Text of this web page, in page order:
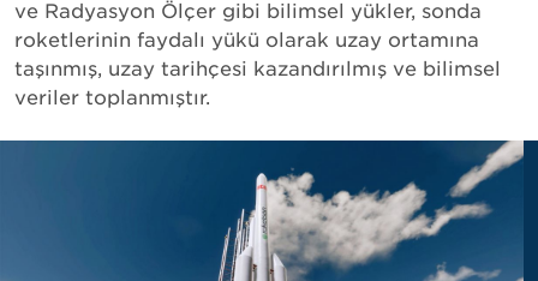
ve Radyasyon Ölçer gibi bilimsel yükler, sonda
roketlerinin faydalı yükü olarak uzay ortamına
taşınmış, uzay tarihçesi kazandırılmış ve bilimsel
veriler toplanmıştır.